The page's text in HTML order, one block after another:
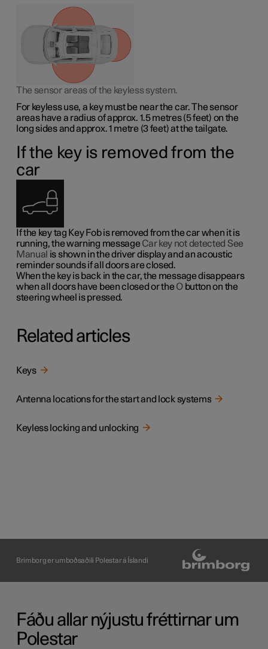
The sensor areas of the keyless system.
For keyless use, a key must be near the car. The sensor
areas have a radius of approx. 1.5 metres(5 feet) on the
long sides and approx.1 metre(3 feet) at the tailgate.
If the key is removed from the
car
If the key tag Key Fob is removed from the car when it is
running, the warning messageCar key not detected See
Manual is shown in the driver display and an acoustic
reminder sounds if all doors are closed.
When the key is back in the car, the message disappears
when all doors have been closed or theObutton on the
steering wheel is pressed.
Related articles
Keys
Antenna locations for the start and lock systems
Keyless locking and unlocking
Brimborg er umboðsaðili Polestar á Íslandi
Fáðu allar nýjustu fréttirnar um
Polestar